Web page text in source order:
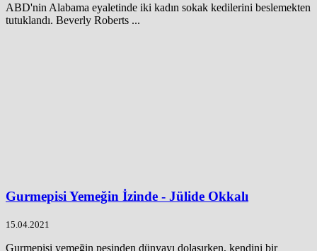
ABD'nin Alabama eyaletinde iki kadın sokak kedilerini beslemekten
tutuklandı. Beverly Roberts ...
Gurmepisi Yemeğin İzinde - Jülide Okkalı
15.04.2021
Gurmepisi yemeğin peşinden dünyayı dolaşırken, kendini bir